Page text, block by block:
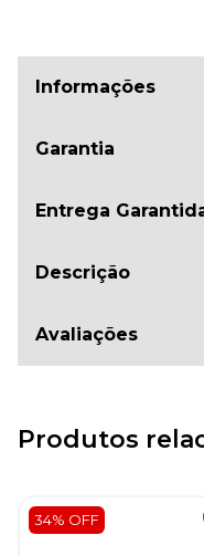
Informações
Garantia
Entrega
Descrição
Avaliações
Produtos
34% OFF